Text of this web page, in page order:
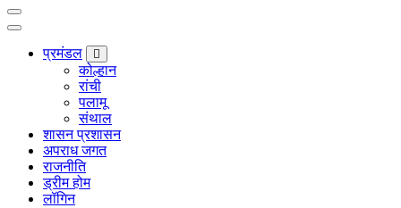
प्रमंडल
कोल्हान
रांची
पलामू
संथाल
शासन प्रशासन
अपराध जगत
राजनीति
ड्रीम होम
लॉगिन